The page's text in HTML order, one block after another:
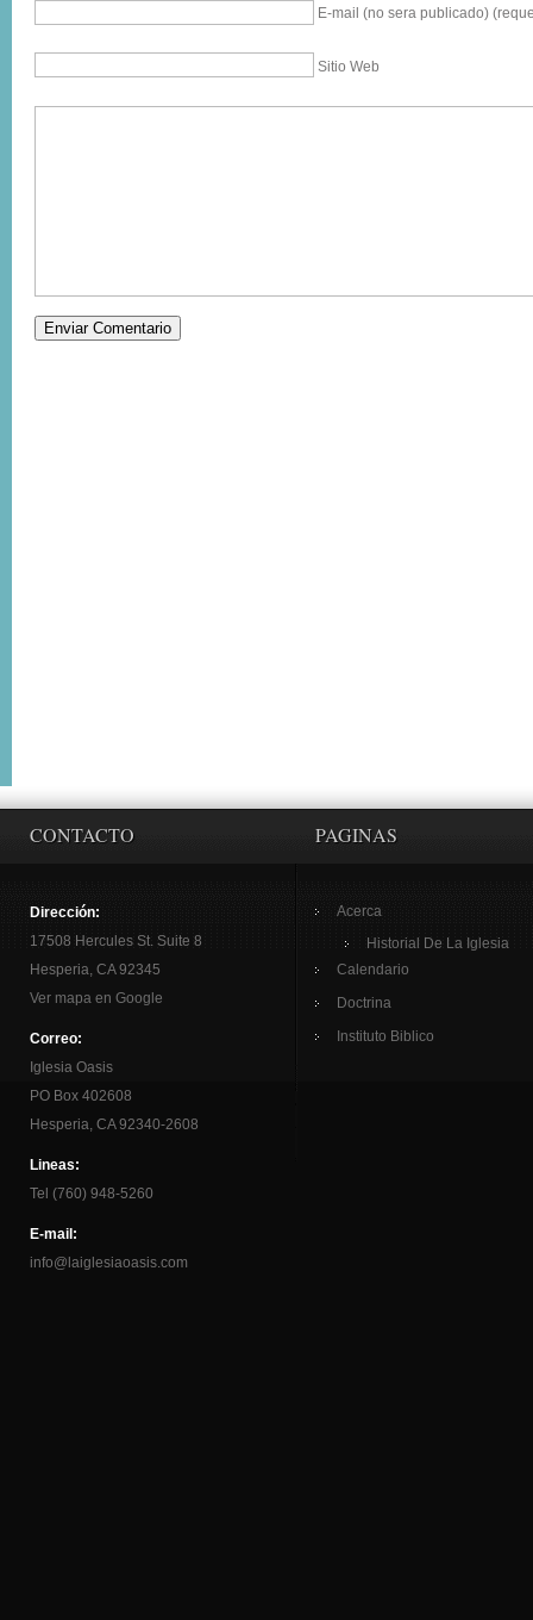
E-mail (no sera publicado)
Sitio Web
CONTACTO
Dirección:
17508 Hercules St. Suite 8
Hesperia, CA 92345
Ver mapa en Google
Correo:
Iglesia Oasis
PO Box 402608
Hesperia, CA 92340-2608
Lineas:
Tel (760) 948-5260
E-mail:
info@laiglesiaoasis.com
PAGINAS
Acerca
Historial De La Iglesia
Calendario
Doctrina
Instituto Biblico